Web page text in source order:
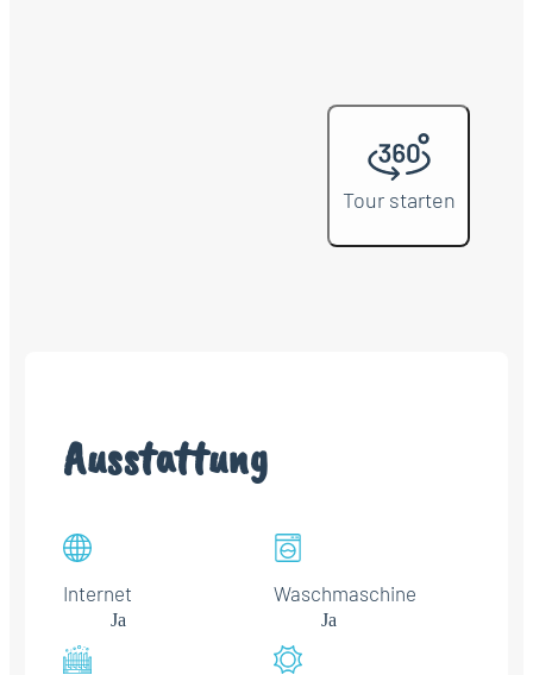
Tour starten
Ausstattung
Internet
Ja
Waschmaschine
Ja